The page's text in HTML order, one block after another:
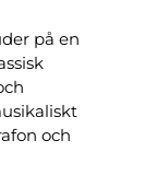
på en
och